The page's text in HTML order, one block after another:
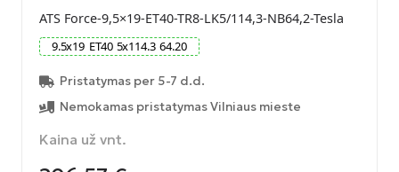
ATS Force-9,5×19-ET40-TR8-LK5/114,3-NB64,2-Tesla
9.5x19 ET40 5x114.3 64.20
Pristatymas per 5-7 d.d.
Nemokamas pristatymas Vilniaus mieste
Kaina už vnt.